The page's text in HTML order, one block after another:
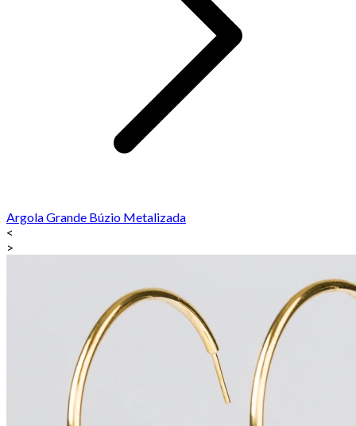
Argola Grande Búzio Metalizada
<
>